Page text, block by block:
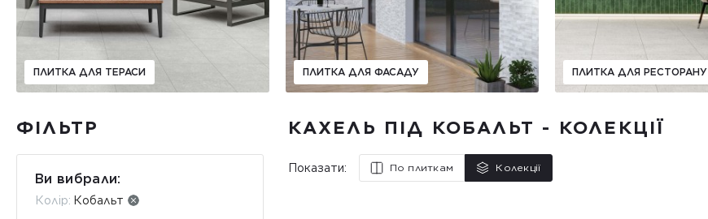
ПЛИТКА ДЛЯ ТЕРАСИ ПЛИТКА ДЛЯ ФАСАДУ ПЛИТКА ДЛЯ РЕСТОРАНУ
ФІЛЬТР
Ви вибрали:
Колір: Кобальт
КАХЕЛЬ ПІД КОБАЛЬТ - КОЛЕКЦІЇ
Показати: По плиткам Колекції